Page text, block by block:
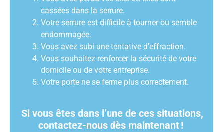
cassées dans la serrure.
Votre serrure est difficile à tourner ou semble
endommagée.
Vous avez subi une tentative d’effraction.
Vous souhaitez renforcer la sécurité de votre
domicile ou de votre entreprise.
Votre porte ne se ferme plus correctement.
Si vous êtes dans l’une de ces situations,
contactez-nous dès maintenant!